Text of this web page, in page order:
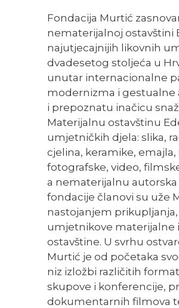
Fondacija Murtić
nematerijalnoj ostavštini
najutjecajnijih likovnih
dvadesetog stoljeća u
unutar internacionalne
modernizma i gestualne
i prepoznatu inačicu
Materijalnu ostavštinu
umjetničkih djela: slika,
cjelina, keramike,
fotografske, video,
a nematerijalnu autorska
fondacije članovi su uže
nastojanjem
umjetnikove materijalne
ostavštine. U svrhu
Murtić je od početaka
niz izložbi različitih
skupove i konferencije,
dokumentarnih filmova